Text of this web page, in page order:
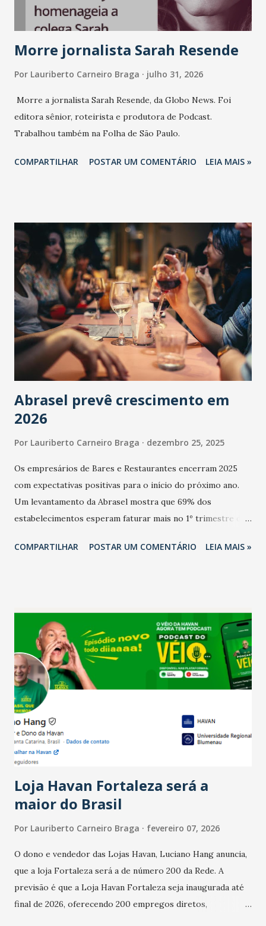
marcas, pessoas e mercado", afirma Tamires So...
Morre jornalista Sarah Resende
Por Lauriberto Carneiro Braga julho 31, 2026
Morre a jornalista Sarah Resende, da Globo News. Foi
editora sênior, roteirista e produtora de Podcast.
Trabalhou também na Folha de São Paulo.
COMPARTILHAR POSTAR UM COMENTÁRIO LEIA MAIS »
Abrasel prevê crescimento em
2026
Por Lauriberto Carneiro Braga dezembro 25, 2025
Os empresários de Bares e Restaurantes encerram 2025
com expectativas positivas para o início do próximo ano.
Um levantamento da Abrasel mostra que 69% dos
estabelecimentos esperam faturar mais no 1º trimestre de
relação ao último trimestre deste ano, 56% também
confraternizações de fim de ano e pelo pagamento do 13º
Salário para um número maior de trabalhadores, já que o
país tem a menor taxa de desemprego dos anos recentes.
Ainda segundo a Pesquisa, em novembro de 2025, 40% dos
bares e restaurantes operaram com lucro e outros 40%
registraram equilíbrio financeiro. Já o percentual de
estabelecimentos no prejuízo ficou em 19%, pouco abaixo
do observado no mês anterior. Outros 1% não existiam em
novembro. Em relação a outubro, o faturamento também
cresceu. De acordo com a pesquisa, 44% dos n...
COMPARTILHAR POSTAR UM COMENTÁRIO LEIA MAIS »
Loja Havan Fortaleza será a
maior do Brasil
Por Lauriberto Carneiro Braga fevereiro 07, 2026
O dono e vendedor das Lojas Havan, Luciano Hang anuncia,
que a loja Fortaleza será a de número 200 da Rede. A
previsão é que a Loja Havan Fortaleza seja inaugurada até
final de 2026, oferecendo 200 empregos diretos,